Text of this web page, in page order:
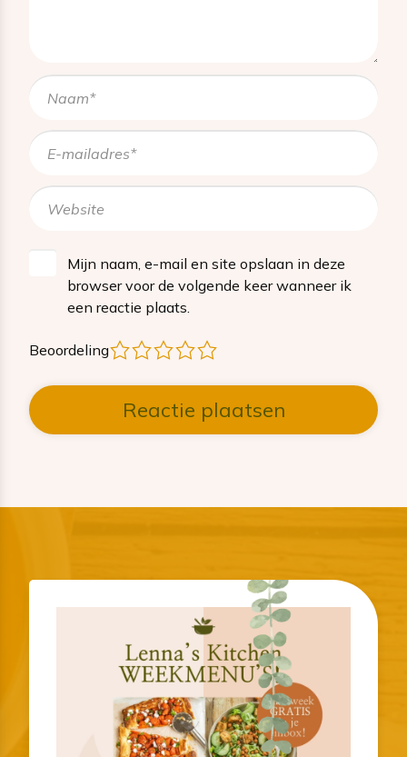
Mijn naam, e-mail en site opslaan in deze
browser voor de volgende keer wanneer ik
een reactie plaats.
Beoordeling 4
3
2
1